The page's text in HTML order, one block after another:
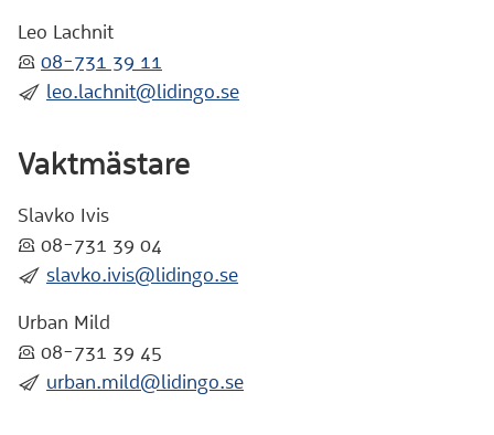
Leo Lachnit
:telefon: 08-731 39 11
:skicka: leo.lachnit@lidingo.se
Vaktmästare
Slavko Ivis
:telefon: 08-731 39 04
:skicka: slavko.ivis@lidingo.se
Urban Mild
:telefon: 08-731 39 45
:skicka: urban.mild@lidingo.se